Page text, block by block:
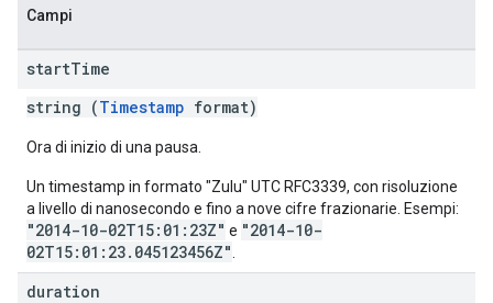
Campi
startTime
string (Timestamp format)
Ora di inizio di una pausa.
Un timestamp in formato "Zulu" UTC RFC3339, con risoluzione
a livello di nanosecondo e fino a nove cifre frazionarie. Esempi:
"2014-10-02T15:01:23Z" e "2014-10-
02T15:01:23.045123456Z"
duration